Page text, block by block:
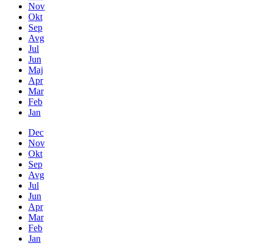
Nov
Okt
Sep
Avg
Jul
Jun
Maj
Apr
Mar
Feb
Jan
Dec
Nov
Okt
Sep
Avg
Jul
Jun
Apr
Mar
Feb
Jan